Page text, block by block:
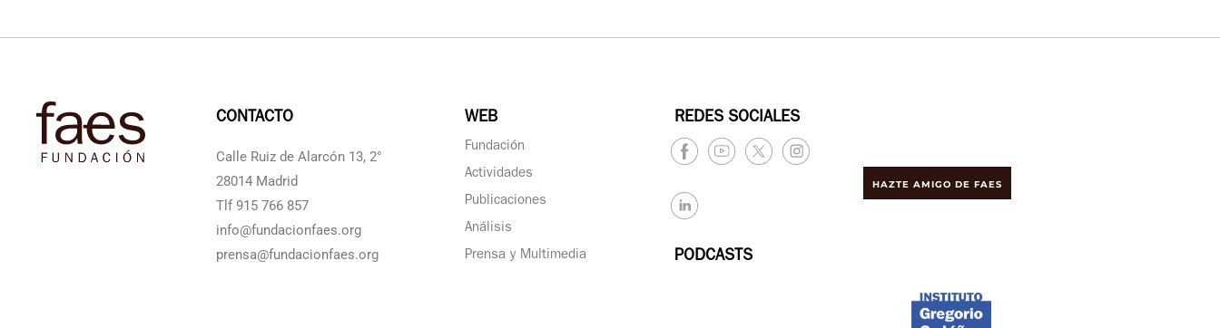
CONTACTO
Calle Ruiz de Alarcón 13, 2°
28014 Madrid
Tlf 915 766 857
info@fundacionfaes.org
prensa@fundacionfaes.org
WEB
Fundación
Actividades
Publicaciones
Análisis
Prensa y Multimedia
REDES SOCIALES
PODCASTS
HAZTE AMIGO DE FAES